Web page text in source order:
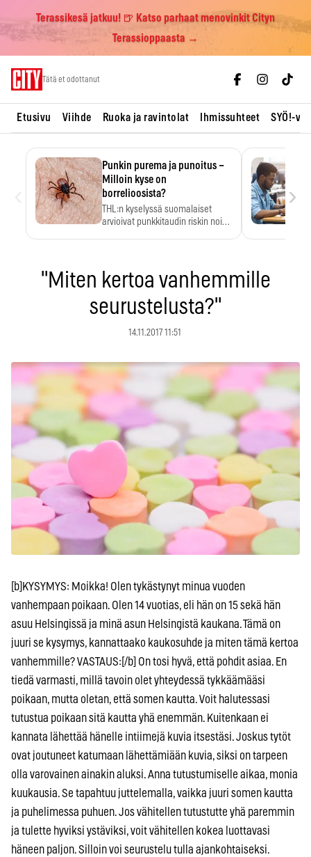
Terassikesä jatkuu! 🍺 Katso parhaat menovinkit Cityn
Terassioppaasta →
Tätä et odottanut
Etusivu Viihde Ruoka ja ravintolat Ihmissuhteet SYÖ!-
Punkin purema ja punoitus –
Milloin kyse on
borrelioosista?
THL:n kyselyssä suomalaiset
arvioivat punkkitaudin riskin noin
›
"Miten kertoa vanhemmille
seurustelusta?"
14.11.2017 11:51
[b]KYSYMYS: Moikka! Olen tykästynyt minua vuoden
vanhempaan poikaan. Olen 14 vuotias, eli hän on 15 sekä hän
asuu Helsingissä ja minä asun Helsingistä kaukana. Tämä on
juuri se kysymys, kannattaako kaukosuhde ja miten tämä kertoa
vanhemmille? VASTAUS:[/b] On tosi hyvä, että pohdit asiaa. En
tiedä varmasti, millä tavoin olet yhteydessä tykkäämääsi
poikaan, mutta oletan, että somen kautta. Voit halutessasi
tutustua poikaan sitä kautta yhä enemmän. Kuitenkaan ei
kannata lähettää hänelle intiimejä kuvia itsestäsi. Joskus tytöt
ovat joutuneet katumaan lähettämiään kuvia, siksi on tarpeen
olla varovainen ainakin aluksi. Anna tutustumiselle aikaa, monia
kuukausia. Se tapahtuu juttelemalla, vaikka juuri somen kautta
ja puhelimessa puhuen. Jos vähitellen tutustutte yhä paremmin
ja tulette hyviksi ystäviksi, voit vähitellen kokea luottavasi
häneen paljon. Silloin voi seurustelu tulla ajankohtaiseksi.